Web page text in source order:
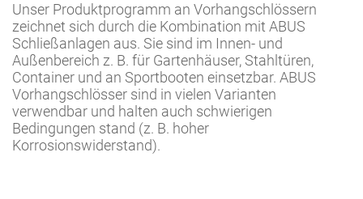
Unser Produktprogramm an Vorhangschlössern
zeichnet sich durch die Kombination mit ABUS
Schließanlagen aus. Sie sind im Innen- und
Außenbereich z. B. für Gartenhäuser, Stahltüren,
Container und an Sportbooten einsetzbar. ABUS
Vorhangschlösser sind in vielen Varianten
verwendbar und halten auch schwierigen
Bedingungen stand (z. B. hoher
Korrosionswiderstand).